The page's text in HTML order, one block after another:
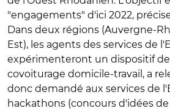
"engagements" d'ici 2022,
Dans deux régions (Auvergne-
Est), les agents des services de
expérimenteront un dispositif
covoiturage domicile-travail, a
donc demandé aux services de
hackathons (concours d'idées